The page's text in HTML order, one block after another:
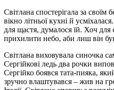
Світлана спостерігала за своїм
вікно літньої кухні й
для щастя, думалося їй. Хоч для
прихилити небо, аби лиш він
Світлана виховувала синочка
Сергійкові ледь два рочки
Сергійко боявся тата-пияка,
зручно влаштувався – жив на